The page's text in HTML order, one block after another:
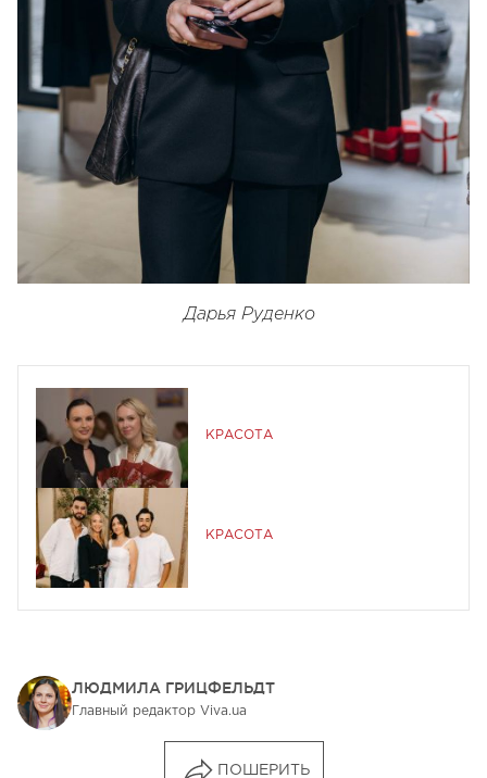
Дарья Руденко
КРАСОТА
КРАСОТА
ЛЮДМИЛА ГРИЦФЕЛЬДТ
Главный редактор Viva.ua
ПОШЕРИТЬ